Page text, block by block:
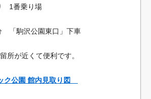
1番乗り場
「駒沢公園東口」下車
所が近くて便利です。
公園 館内見取り図